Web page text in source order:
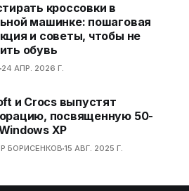
кроссовки в
машинке: пошаговая
и советы, чтобы не
обувь
24 АПР. 2026 Г.
и Crocs выпустят
посвященную 50-
XP
БОРИСЕНКОВ 15 АВГ. 2025 Г.